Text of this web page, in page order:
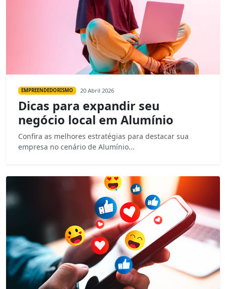
EMPREENDEDORISMO 20 Abril 2026
Dicas para expandir seu
negócio local em Alumínio
Confira as melhores estratégias para destacar sua
empresa no cenário de Alumínio...